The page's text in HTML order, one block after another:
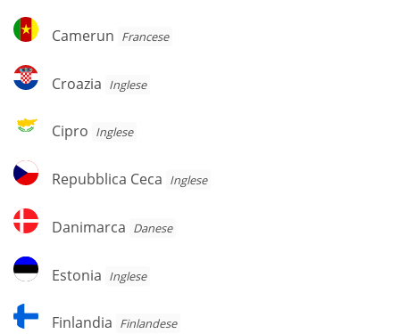
Camerun
Camerun Francese
Croazia
Croazia Inglese
Cipro
Cipro Inglese
Repubblica
Ceca
Repubblica Ceca Inglese
Danimarca
Danimarca Danese
Estonia
Estonia Inglese
Finlandia
Finlandia Finlandese